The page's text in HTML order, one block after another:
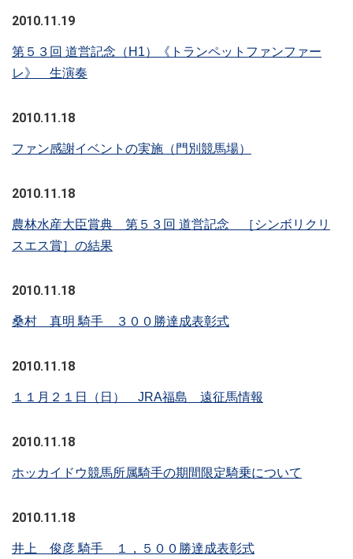
2010.11.19
第５３回 道営記念（H1）《トランペットファンファー
レ》 生演奏
2010.11.18
ファン感謝イベントの実施（門別競馬場）
2010.11.18
農林水産大臣賞典 第５３回 道営記念 ［シンボリクリ
スエス賞］の結果
2010.11.18
桑村 真明 騎手 ３００勝達成表彰式
2010.11.18
１１月２１日（日） JRA福島 遠征馬情報
2010.11.18
ホッカイドウ競馬所属騎手の期間限定騎乗について
2010.11.18
井上 俊彦 騎手 １，５００勝達成表彰式